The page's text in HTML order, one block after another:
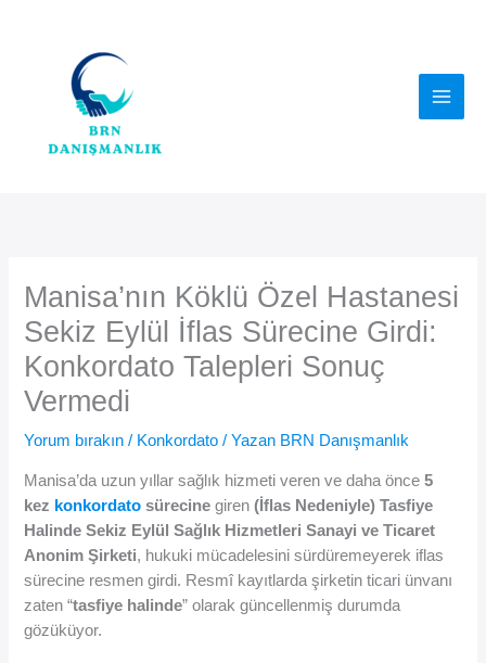
Manisa’nın Köklü Özel Hastanesi
Sekiz Eylül İflas Sürecine Girdi:
Konkordato Talepleri Sonuç
Vermedi
Yorum bırakın / Konkordato / Yazan BRN Danışmanlık
Manisa’da uzun yıllar sağlık hizmeti veren ve daha önce5
kez konkordatosürecine giren(İflas Nedeniyle) Tasfiye
Halinde Sekiz Eylül Sağlık Hizmetleri Sanayi ve Ticaret
Anonim Şirketi, hukuki mücadelesini sürdüremeyerek iflas
sürecine resmen girdi. Resmî kayıtlarda şirketin ticari ünvanı
zaten “tasfiye halinde” olarak güncellenmiş durumda
gözüküyor.